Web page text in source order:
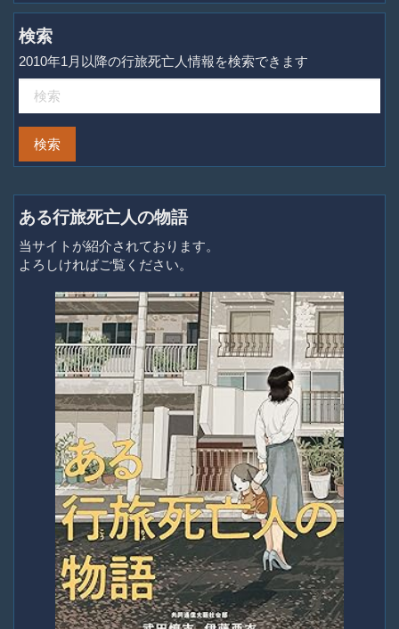
検索
2010年1月以降の行旅死亡人情報を検索できます
ある行旅死亡人の物語
当サイトが紹介されております。
よろしければご覧ください。